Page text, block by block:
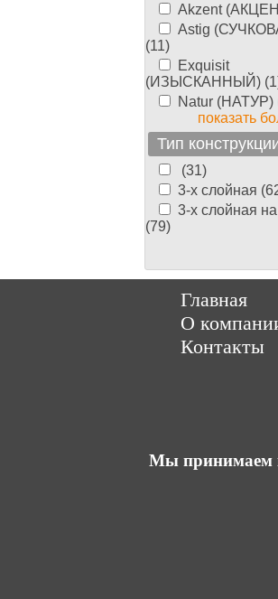
Akzent
Astig
(11)
Exquisit
(ИЗЫСКАННЫЙ)
Natur (НАТУР)
показать
Тип
(31)
3-х слойная
3-х слойная
(79)
Главная
О
Контакты
Мы принимаем